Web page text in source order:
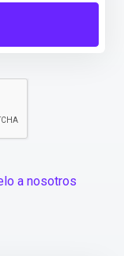
a nosotros